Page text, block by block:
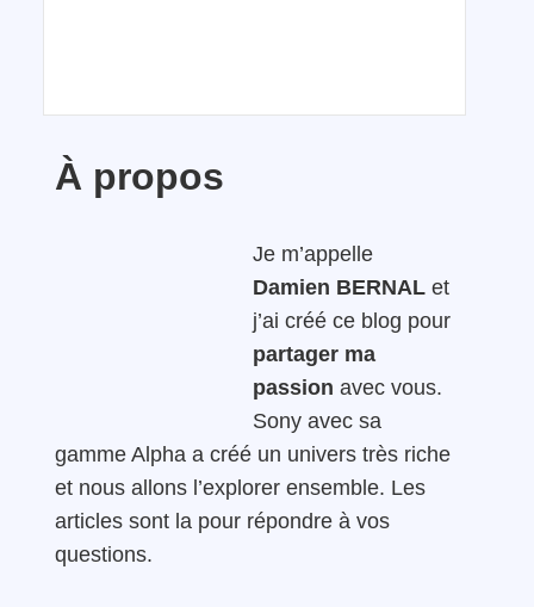
À propos
Je m’appelle
Damien BERNAL et
j’ai créé ce blog pour
partager ma
passion avec vous.
Sony avec sa
gamme Alpha a créé un univers très riche
et nous allons l’explorer ensemble. Les
articles sont la pour répondre à vos
questions.